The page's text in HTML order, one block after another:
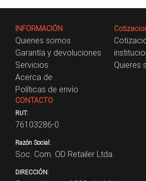
INFORMACIÓN
Quienes somos
Garantía y devoluciones
Servicios
Acerca de
Políticas de envío
Quieres
CONTACTO
RUT:
76103286-0
Razón Social:
Soc. Com. OD Retailer Ltda.
DIRECCIÓN: